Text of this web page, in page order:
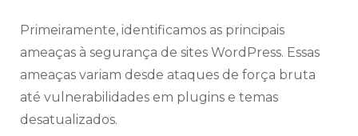
Primeiramente, identificamos as principais
ameaças à segurança de sites WordPress. Essas
ameaças variam desde ataques de força bruta
até vulnerabilidades em plugins e temas
desatualizados.